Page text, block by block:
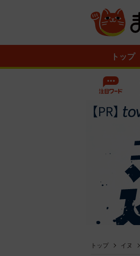
トップ
トップ イヌ